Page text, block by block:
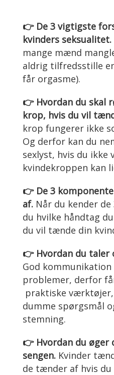
👉 De 3 vigtigste
kvinders seksualitet.
mange mænd
aldrig tilfredsstille
får orgasme).
👉 Hvordan du skal
krop, hvis du vil
krop fungerer ikke
Og derfor kan du
sexlyst, hvis du ikke
kvindekroppen kan
👉 De 3
af. Når du kender
du hvilke håndtag
du vil tænde din
👉 Hvordan du taler
God
problemer, derfor
praktiske
dumme spørgsmål
stemning.
👉 Hvordan du øger
sengen. Kvinder
de tænder af hvis du